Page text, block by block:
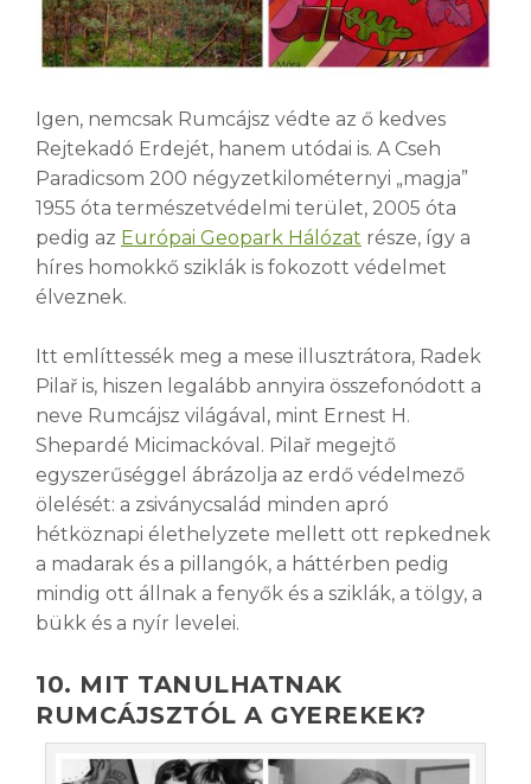
Igen, nemcsak Rumcájsz védte az ő kedves
Rejtekadó Erdejét, hanem utódai is. A Cseh
Paradicsom 200 négyzetkilométernyi „magja”
1955 óta természetvédelmi terület, 2005 óta
pedig az Európai Geopark Hálózat része, így a
híres homokkő sziklák is fokozott védelmet
élveznek.
Itt említtessék meg a mese illusztrátora, Radek
Pilař is, hiszen legalább annyira összefonódott a
neve Rumcájsz világával, mint Ernest H.
Shepardé Micimackóval. Pilař megejtő
egyszerűséggel ábrázolja az erdő védelmező
ölelését: a zsiványcsalád minden apró
hétköznapi élethelyzete mellett ott repkednek
a madarak és a pillangók, a háttérben pedig
mindig ott állnak a fenyők és a sziklák, a tölgy, a
bükk és a nyír levelei.
10. MIT TANULHATNAK
RUMCÁJSZTÓL A GYEREKEK?